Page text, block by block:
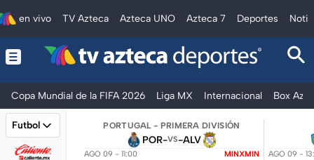
en vivo TV Azteca Azteca UNO Azteca 7 Deportes
Copa Mundial de la FIFA 2026 Liga MX Internacional Box
Futbol PORTUGAL - PRIMERA DIVISIÓN
POR-VS-ALV
AGO 09 - 11:00 MINXMIN AGO 09 -